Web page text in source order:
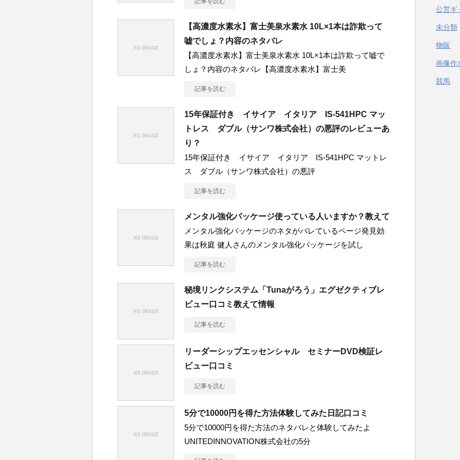
【高濃度水素水】富士美泉水素水 10L×1本は詐欺って
嘘でしょ？内容のネタバレ
【高濃度水素水】富士美泉水素水 10L×1本は詐欺って嘘で
しょ？内容のネタバレ【高濃度水素水】富士美
記事を読む
15年保証付き イサイア イタリア IS-541HPC マッ
トレス ダブル（サンワ株式会社）の悪評のレビューあ
り？
15年保証付き イサイア イタリア IS-541HPC マットレ
ス ダブル（サンワ株式会社）の悪評
記事を読む
メンタル強化パッケージ使っている人いますか？教えて
メンタル強化パッケージのネタがバレているページ発見効
果は秋庭 健人さんのメンタル強化パッケージを試し
記事を読む
秘境リンクシステム「Tunaがろう」エグゼクティブレ
ビュー口コミ教えて情報
記事を読む
リーダーシップエッセンシャル セミナーDVD検証レ
ビュー口コミ
記事を読む
5分で10000円を得た方法体験してみた日記口コミ
5分で10000円を得た方法のネタバレと体験してみたよ
UNITEDINNOVATION株式会社の5分
公営ギ
未分類
物販
画像作
競馬